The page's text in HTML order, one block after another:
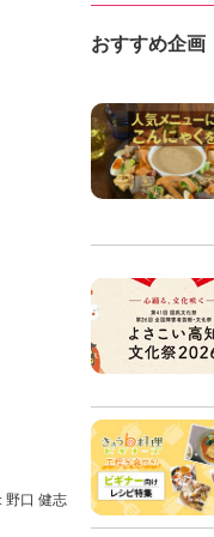
野口 健志
おすすめ企画